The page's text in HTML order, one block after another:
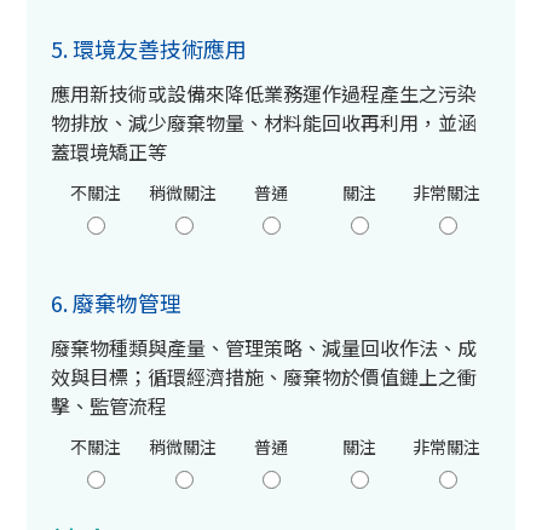
5. 環境友善技術應用
應用新技術或設備來降低業務運作過程產生之污染
物排放、減少廢棄物量、材料能回收再利用，並涵
蓋環境矯正等
不關注 稍微關注 普通 關注 非常關注
6. 廢棄物管理
廢棄物種類與產量、管理策略、減量回收作法、成
效與目標；循環經濟措施、廢棄物於價值鏈上之衝
擊、監管流程
不關注 稍微關注 普通 關注 非常關注